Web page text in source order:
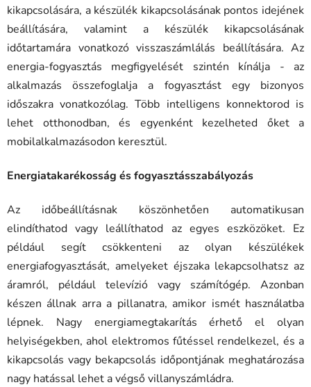
kikapcsolására, a készülék kikapcsolásának pontos idejének
beállítására, valamint a készülék kikapcsolásának
időtartamára vonatkozó visszaszámlálás beállítására. Az
energia-fogyasztás megfigyelését szintén kínálja - az
alkalmazás összefoglalja a fogyasztást egy bizonyos
időszakra vonatkozólag. Több intelligens konnektorod is
lehet otthonodban, és egyenként kezelheted őket a
mobilalkalmazásodon keresztül.
Energiatakarékosság és fogyasztásszabályozás
Az időbeállításnak köszönhetően automatikusan
elindíthatod vagy leállíthatod az egyes eszközöket. Ez
például segít csökkenteni az olyan készülékek
energiafogyasztását, amelyeket éjszaka lekapcsolhatsz az
áramról, például televízió vagy számítógép. Azonban
készen állnak arra a pillanatra, amikor ismét használatba
lépnek. Nagy energiamegtakarítás érhető el olyan
helyiségekben, ahol elektromos fűtéssel rendelkezel, és a
kikapcsolás vagy bekapcsolás időpontjának meghatározása
nagy hatással lehet a végső villanyszámládra.